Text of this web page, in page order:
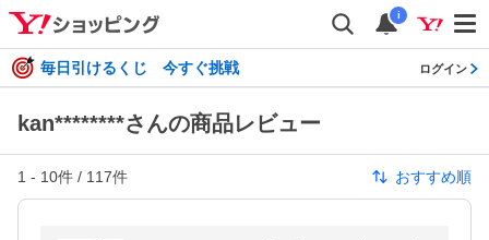
i
毎日引けるくじ 今すぐ挑戦 ログイン
kan********さんの商品レビュー
1 - 10件 / 117件 おすすめ順